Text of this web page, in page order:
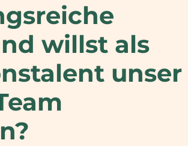
willst als
unser